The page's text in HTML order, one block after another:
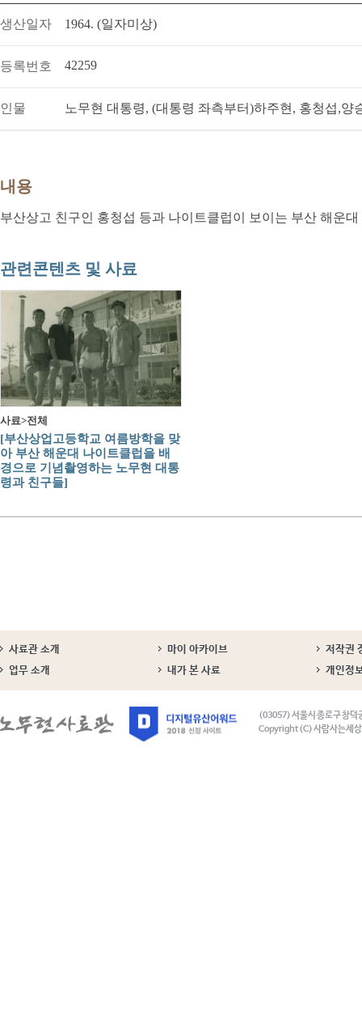
생산일자 1964. (일자미상)
등록번호 42259
인물 노무현 대통령, (대통령 좌측부터)하주현, 홍청섭,양
내용
부산상고 친구인 홍청섭 등과 나이트클럽이 보이는 부산 해운
관련콘텐츠 및 사료
사료>전체
[부산상업고등학교 여름방학을 맞
아 부산 해운대 나이트클럽을 배
경으로 기념촬영하는 노무현 대통
령과 친구들]
사료관 소개 마이 아카이브
저작권
업무 소개
내가 본 사료 개인정
(03057) 서울시 종로구 창덕
Copyright (C) 사람사는세